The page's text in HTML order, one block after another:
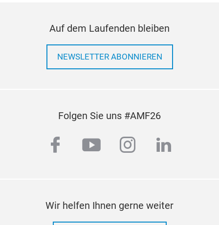
Auf dem Laufenden bleiben
NEWSLETTER ABONNIEREN
Folgen Sie uns #AMF26
facebook
youtubeinstagram
linkedin
Wir helfen Ihnen gerne weiter